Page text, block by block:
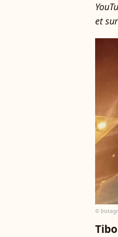
et
©